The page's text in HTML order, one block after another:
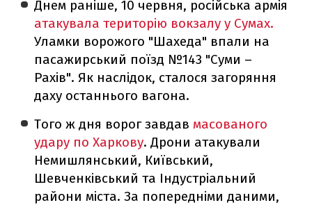
Днем раніше, 10 червня, російська армія
атакувала територію вокзалу у Сумах.
Уламки ворожого "Шахеда" впали на
пасажирський поїзд №143 "Суми –
Рахів". Як наслідок, сталося загоряння
даху останнього вагона.
Того ж дня ворог завдав масованого
удару по Харкову. Дрони атакували
Немишлянський, Київський,
Шевченківський та Індустріальний
райони міста. За попередніми даними,